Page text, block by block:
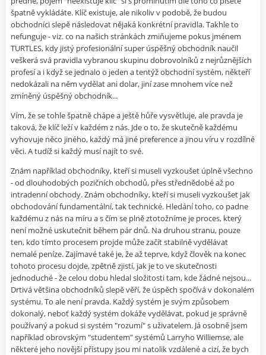
špatně vykládáte. Klíč existuje, ale nikoliv v podobě, že budou
obchodníci slepě následovat nějaká konkrétní pravidla. Takhle to
nefunguje - viz. co na našich stránkách zmiňujeme pokus jménem
TURTLES, kdy jistý profesionální super úspěšný obchodník naučil
veškerá svá pravidla vybranou skupinu dobrovolníků z nejrůznějších
profesí a i když se jednalo o jeden a tentýž obchodní systém, někteří
nedokázali na něm vydělat ani dolar, jiní zase mnohem více než
zmíněný úspěšný obchodník...
Vím, že se tohle špatně chápe a ještě hůře vysvětluje, ale pravda je
taková, že klíč leží v každém z nás. Jde o to, že skutečně každému
vyhovuje něco jiného, každý má jiné preference a jinou víru v rozdílné
věci. A tudíž si každý musí najít to své.
Znám například obchodníky, kteří si museli vyzkoušet úplně všechno
- od dlouhodobých pozičních obchodů, přes střednědobé až po
intradenní obchody. Znám obchodníky, kteří si museli vyzkoušet jak
obchodování fundamentální, tak technické. Hledání toho, co padne
každému z nás na míru a s čím se plně ztotožníme je proces, který
není možné uskutečnit během pár dnů. Na druhou stranu, pouze
ten, kdo tímto procesem projde může začít stabilně vydělávat
nemalé peníze. Zajímavé také je, že až teprve, když člověk na konec
tohoto procesu dojde, zpětně zjistí, jak je to ve skutečnosti
jednoduché - že celou dobu hledal složitosti tam, kde žádné nejsou...
Drtivá většina obchodníků slepě věří, že úspěch spočívá v dokonalém
systému. To ale není pravda. Každý systém je svým způsobem
dokonalý, neboť každý systém dokáže vydělávat, pokud je správně
používaný a pokud si systém "rozumí" s uživatelem. Já osobně jsem
například obrovským "studentem" systémů Larryho Williemse, ale
některé jeho novější přístupy jsou mi natolik vzdálené a cizí, že bych